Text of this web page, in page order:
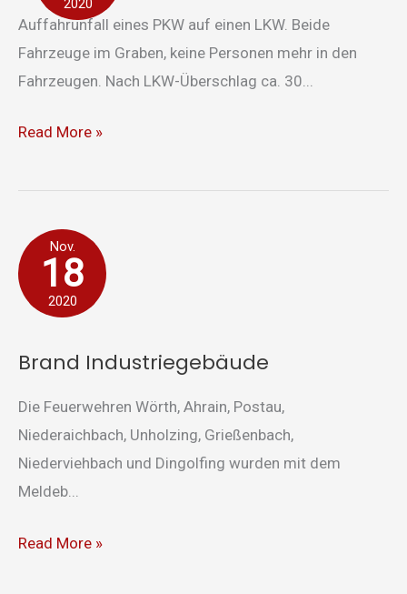
2020
Auffahrunfall eines PKW auf einen LKW. Beide
Fahrzeuge im Graben, keine Personen mehr in den
Fahrzeugen. Nach LKW-Überschlag ca. 30...
Read More »
Nov.
18
2020
Brand Industriegebäude
Die Feuerwehren Wörth, Ahrain, Postau,
Niederaichbach, Unholzing, Grießenbach,
Niederviehbach und Dingolfing wurden mit dem
Meldeb...
Brand
Industriegebäude
Read More »